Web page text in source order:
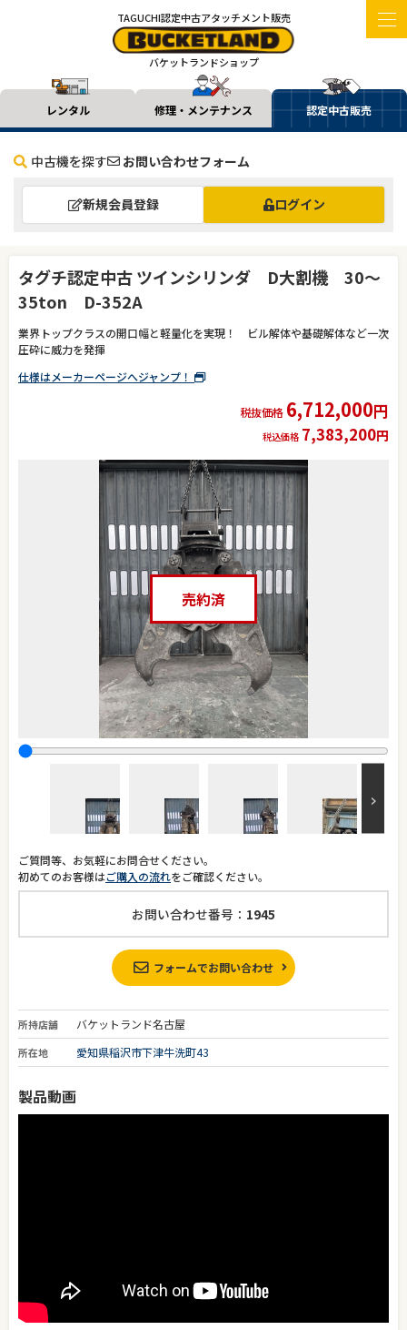
TAGUCHI認定中古アタッチメント販売
バケットランドショップ
レンタル 修理・メンテナンス 認定中古販売
中古機を探す お問い合わせフォーム
新規会員登録 ログイン
タグチ認定中古 ツインシリンダ D大割機 30～
35ton D-352A
業界トップクラスの開口幅と軽量化を実現！ ビル解体や基礎解体など一次
圧砕に威力を発揮
仕様はメーカーページへジャンプ！
税抜価格 6,712,000円
税込価格 7,383,200円
売約済
ご質問等、お気軽にお問合せください。
初めてのお客様はご購入の流れをご確認ください。
お問い合わせ番号： 1945
フォームでお問い合わせ
所持店舗 バケットランド名古屋
所在地 愛知県稲沢市下津牛洗町43
製品動画